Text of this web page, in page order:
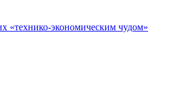
«технико-экономическим чудом»